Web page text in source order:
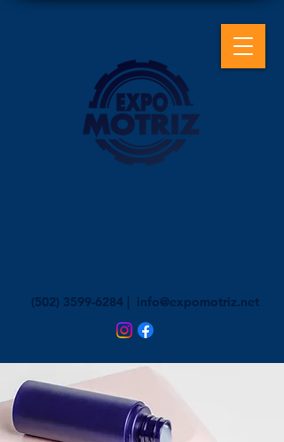
(502) 3599-6284 | info@expomotriz.net